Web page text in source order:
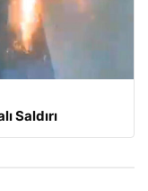
Saldırı